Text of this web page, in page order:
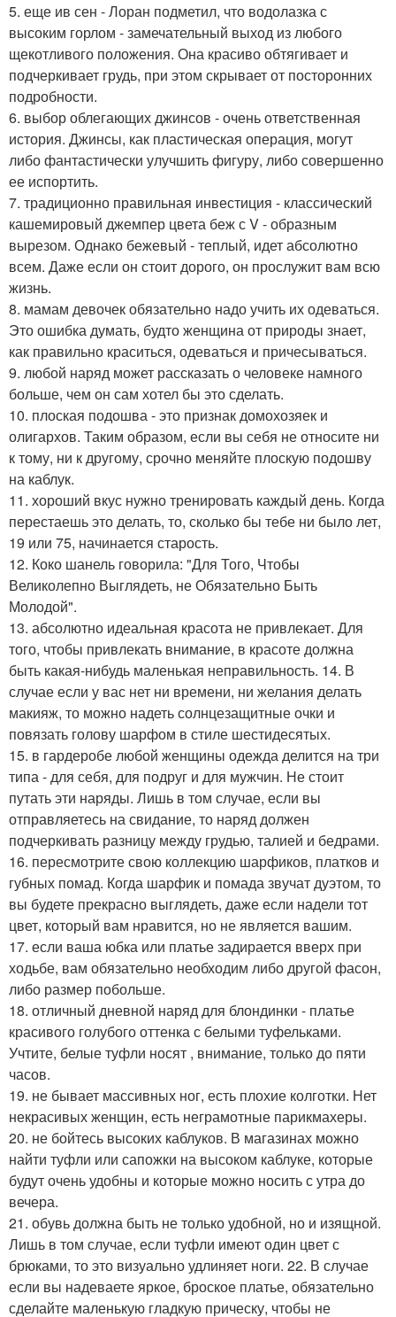
5. еще ив сен - Лоран подметил, что водолазка с
высоким горлом - замечательный выход из любого
щекотливого положения. Она красиво обтягивает и
подчеркивает грудь, при этом скрывает от посторонних
подробности.
6. выбор облегающих джинсов - очень ответственная
история. Джинсы, как пластическая операция, могут
либо фантастически улучшить фигуру, либо совершенно
ее испортить.
7. традиционно правильная инвестиция - классический
кашемировый джемпер цвета беж с V - образным
вырезом. Однако бежевый - теплый, идет абсолютно
всем. Даже если он стоит дорого, он прослужит вам всю
жизнь.
8. мамам девочек обязательно надо учить их одеваться.
Это ошибка думать, будто женщина от природы знает,
как правильно краситься, одеваться и причесываться.
9. любой наряд может рассказать о человеке намного
больше, чем он сам хотел бы это сделать.
10. плоская подошва - это признак домохозяек и
олигархов. Таким образом, если вы себя не относите ни
к тому, ни к другому, срочно меняйте плоскую подошву
на каблук.
11. хороший вкус нужно тренировать каждый день. Когда
перестаешь это делать, то, сколько бы тебе ни было лет,
19 или 75, начинается старость.
12. Коко шанель говорила: "Для Того, Чтобы
Великолепно Выглядеть, не Обязательно Быть
Молодой".
13. абсолютно идеальная красота не привлекает. Для
того, чтобы привлекать внимание, в красоте должна
быть какая-нибудь маленькая неправильность. 14. В
случае если у вас нет ни времени, ни желания делать
макияж, то можно надеть солнцезащитные очки и
повязать голову шарфом в стиле шестидесятых.
15. в гардеробе любой женщины одежда делится на три
типа - для себя, для подруг и для мужчин. Не стоит
путать эти наряды. Лишь в том случае, если вы
отправляетесь на свидание, то наряд должен
подчеркивать разницу между грудью, талией и бедрами.
16. пересмотрите свою коллекцию шарфиков, платков и
губных помад. Когда шарфик и помада звучат дуэтом, то
вы будете прекрасно выглядеть, даже если надели тот
цвет, который вам нравится, но не является вашим.
17. если ваша юбка или платье задирается вверх при
ходьбе, вам обязательно необходим либо другой фасон,
либо размер побольше.
18. отличный дневной наряд для блондинки - платье
красивого голубого оттенка с белыми туфельками.
Учтите, белые туфли носят , внимание, только до пяти
часов.
19. не бывает массивных ног, есть плохие колготки. Нет
некрасивых женщин, есть неграмотные парикмахеры.
20. не бойтесь высоких каблуков. В магазинах можно
найти туфли или сапожки на высоком каблуке, которые
будут очень удобны и которые можно носить с утра до
вечера.
21. обувь должна быть не только удобной, но и изящной.
Лишь в том случае, если туфли имеют один цвет с
брюками, то это визуально удлиняет ноги. 22. В случае
если вы надеваете яркое, броское платье, обязательно
сделайте маленькую гладкую прическу, чтобы не